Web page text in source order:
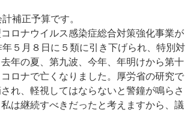
補正予算です。
ロナウイルス感染症総合対策強化事業が
５月８日に５類に引き下げられ、特別対
年の夏、第九波、今年、年明けから第十
ロナで亡くなりました。厚労省の研究で
れ、軽視してはならないと警鐘が鳴らさ
は継続すべきだったと考えますから、議